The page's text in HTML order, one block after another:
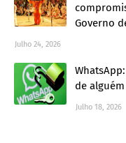
Governo
Julho 24, 2026
de
Julho 18, 2026